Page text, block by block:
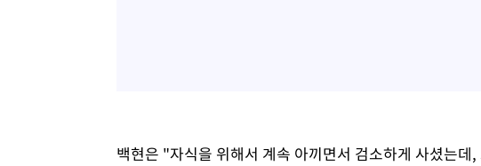
백현은 "자식을 위해서 계속 아끼면서 검소하게 사셨는데